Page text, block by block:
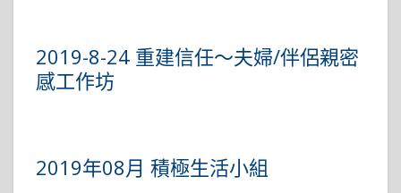
2019-8-24 重建信任～夫婦/伴侶親密
感工作坊
2019年08月 積極生活小組